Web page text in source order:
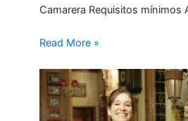
Camarera Requisitos mínimos
Read More »